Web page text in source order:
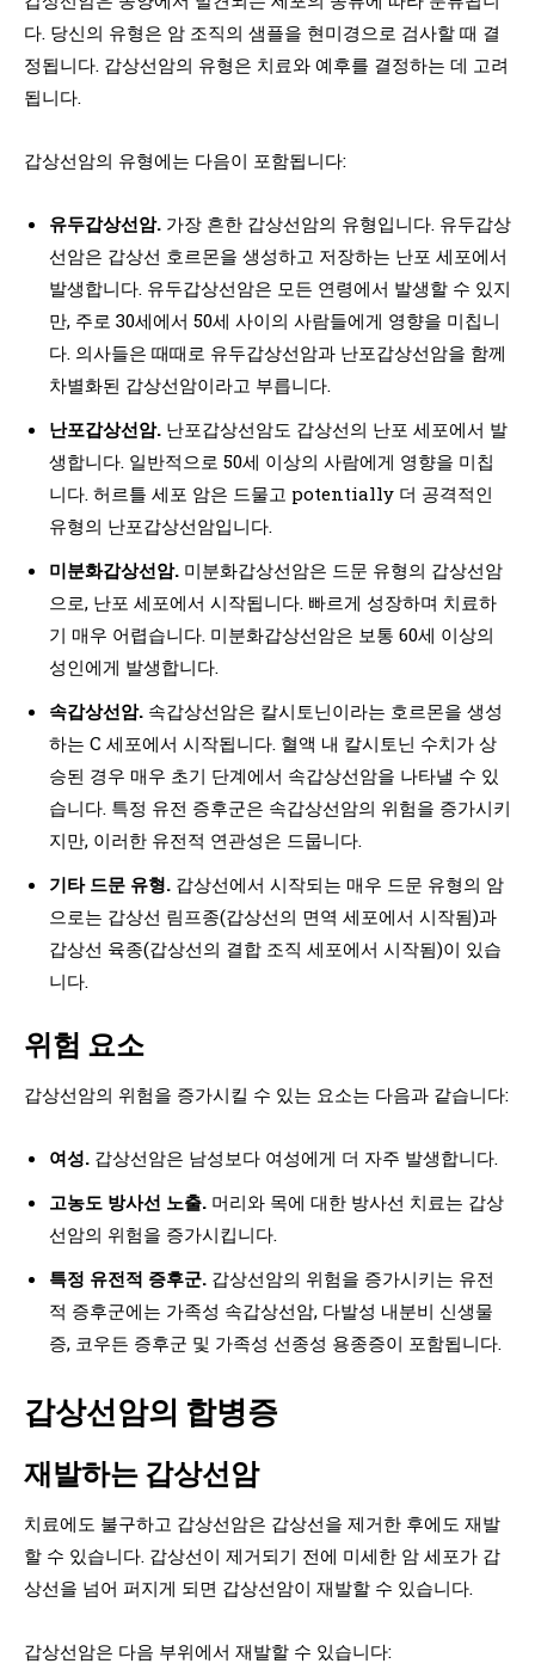
다. 당신의 유형은 암 조직의 샘플을 현미경으로 검사할 때 결
정됩니다. 갑상선암의 유형은 치료와 예후를 결정하는 데 고려
됩니다.
갑상선암의 유형에는 다음이 포함됩니다:
유두갑상선암. 가장 흔한 갑상선암의 유형입니다. 유두갑상
선암은 갑상선 호르몬을 생성하고 저장하는 난포 세포에서
발생합니다. 유두갑상선암은 모든 연령에서 발생할 수 있지
만, 주로 30세에서 50세 사이의 사람들에게 영향을 미칩니
다. 의사들은 때때로 유두갑상선암과 난포갑상선암을 함께
차별화된 갑상선암이라고 부릅니다.
난포갑상선암. 난포갑상선암도 갑상선의 난포 세포에서 발
생합니다. 일반적으로 50세 이상의 사람에게 영향을 미칩
니다. 허르틀 세포 암은 드물고 potentially 더 공격적인
유형의 난포갑상선암입니다.
미분화갑상선암. 미분화갑상선암은 드문 유형의 갑상선암
으로, 난포 세포에서 시작됩니다. 빠르게 성장하며 치료하
기 매우 어렵습니다. 미분화갑상선암은 보통 60세 이상의
성인에게 발생합니다.
속갑상선암. 속갑상선암은 칼시토닌이라는 호르몬을 생성
하는 C 세포에서 시작됩니다. 혈액 내 칼시토닌 수치가 상
승된 경우 매우 초기 단계에서 속갑상선암을 나타낼 수 있
습니다. 특정 유전 증후군은 속갑상선암의 위험을 증가시키
지만, 이러한 유전적 연관성은 드뭅니다.
기타 드문 유형. 갑상선에서 시작되는 매우 드문 유형의 암
으로는 갑상선 림프종(갑상선의 면역 세포에서 시작됨)과
갑상선 육종(갑상선의 결합 조직 세포에서 시작됨)이 있습
니다.
위험 요소
갑상선암의 위험을 증가시킬 수 있는 요소는 다음과 같습니다:
여성. 갑상선암은 남성보다 여성에게 더 자주 발생합니다.
고농도 방사선 노출. 머리와 목에 대한 방사선 치료는 갑상
선암의 위험을 증가시킵니다.
특정 유전적 증후군. 갑상선암의 위험을 증가시키는 유전
적 증후군에는 가족성 속갑상선암, 다발성 내분비 신생물
증, 코우든 증후군 및 가족성 선종성 용종증이 포함됩니다.
갑상선암의 합병증
재발하는 갑상선암
치료에도 불구하고 갑상선암은 갑상선을 제거한 후에도 재발
할 수 있습니다. 갑상선이 제거되기 전에 미세한 암 세포가 갑
상선을 넘어 퍼지게 되면 갑상선암이 재발할 수 있습니다.
갑상선암은 다음 부위에서 재발할 수 있습니다: